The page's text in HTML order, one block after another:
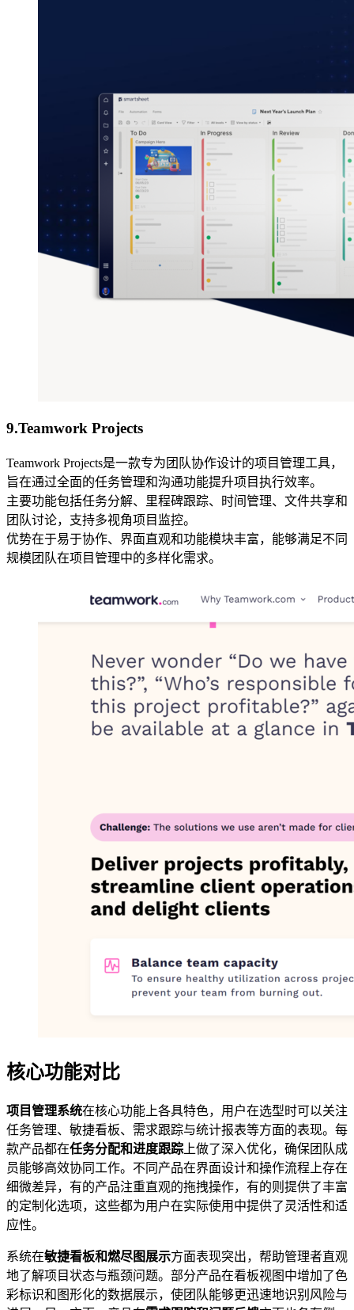
9.Teamwork Projects
Teamwork Projects是一款专为团队协作设计的项目管理工具，
旨在通过全面的任务管理和沟通功能提升项目执行效率。
主要功能包括任务分解、里程碑跟踪、时间管理、文件共享和
团队讨论，支持多视角项目监控。
优势在于易于协作、界面直观和功能模块丰富，能够满足不同
规模团队在项目管理中的多样化需求。
核心功能对比
项目管理系统在核心功能上各具特色，用户在选型时可以关注
任务管理、敏捷看板、需求跟踪与统计报表等方面的表现。每
款产品都在任务分配和进度跟踪 上做了深入优化，确保团队成
员能够高效协同工作。不同产品在界面设计和操作流程上存在
细微差异，有的产品注重直观的拖拽操作，有的则提供了丰富
的定制化选项，这些都为用户在实际使用中提供了灵活性和适
应性。
系统在敏捷看板和燃尽图展示方面表现突出，帮助管理者直观
地了解项目状态与瓶颈问题。部分产品在看板视图中增加了色
彩标识和图形化的数据展示，使团队能够更迅速地识别风险与